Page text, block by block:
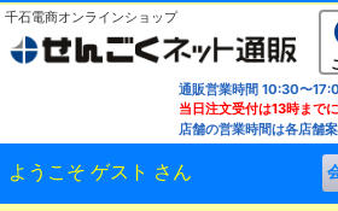
千石電商オンラインショップ
通販営業時間 10:30〜
当日注文受付は13時まで
店舗の営業時間は各店舗
ようこそ ゲスト さん